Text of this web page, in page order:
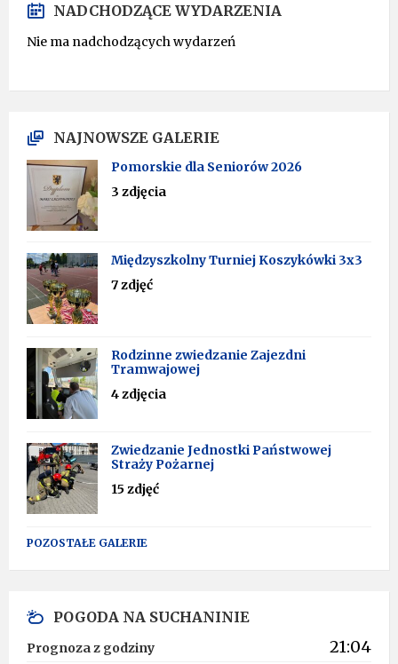
NADCHODZĄCE WYDARZENIA
Nie ma nadchodzących wydarzeń
NAJNOWSZE GALERIE
Pomorskie dla Seniorów 2026
3 zdjęcia
Międzyszkolny Turniej Koszykówki 3x3
7 zdjęć
Rodzinne zwiedzanie Zajezdni
Tramwajowej
4 zdjęcia
Zwiedzanie Jednostki Państwowej
Straży Pożarnej
15 zdjęć
POZOSTAŁE GALERIE
POGODA NA SUCHANINIE
Prognoza z godziny 21:04